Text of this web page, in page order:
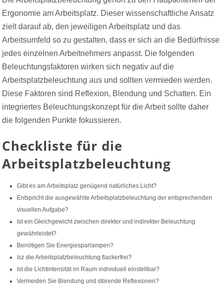
Ergonomie am Arbeitsplatz. Dieser wissenschaftliche Ansatz
zielt darauf ab, den jeweiligen Arbeitsplatz und das
Arbeitsumfeld so zu gestalten, dass er sich an die Bedürfnisse
jedes einzelnen Arbeitnehmers anpasst. Die folgenden
Beleuchtungsfaktoren wirken sich negativ auf die
Arbeitsplatzbeleuchtung aus und sollten vermieden werden.
Diese Faktoren sind Reflexion, Blendung und Schatten. Ein
integriertes Beleuchtungskonzept für die Arbeit sollte daher
die folgenden Punkte fokussieren.
Checkliste für die
Arbeitsplatzbeleuchtung
Gibt es am Arbeitsplatz genügend natürliches Licht?
Entspricht die ausgewählte Arbeitsplatzbeleuchtung der entsprechenden
visuellen Aufgabe?
Ist ein Gleichgewicht zwischen direkter und indirekter Beleuchtung
gewährleistet?
Benötigen Sie Energiesparlampen?
Isz die Arbeitsplatzbeleuchtung flackerfrei?
Ist die Lichtintensität im Raum individuell einstellbar?
Vermeiden Sie Blendung und störende Reflexionen?